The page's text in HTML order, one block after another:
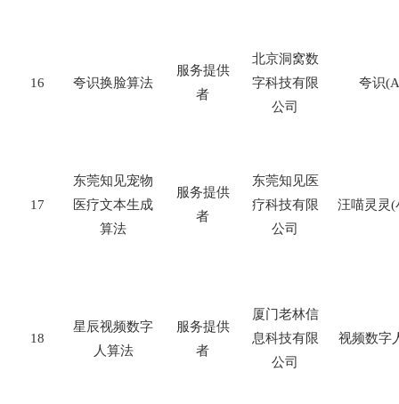
16 夸识换脸算法
服务提供
者
北京洞窝数
字科技有限
公司
夸识
17
东莞知见宠物
医疗文本生成
算法
服务提供
者
东莞知见医
疗科技有限
公司
汪喵灵灵(
18
星辰视频数字
人算法
服务提供
者
厦门老林信
息科技有限
公司
视频数字